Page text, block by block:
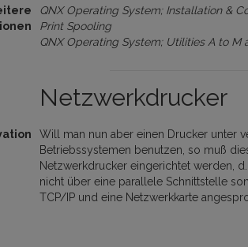
QNX Operating System; Installation &
Print Spooling
QNX Operating System; Utilities A to M
Netzwerkdrucker
Will man nun aber einen Drucker unter
Betriebssystemen benutzen, so muß
Netzwerkdrucker eingerichtet werden,
nicht über eine parallele Schnittstelle
TCP/IP und eine Netzwerkkarte